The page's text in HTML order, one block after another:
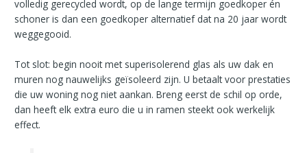
volledig gerecycled wordt, op de lange termijn goedkoper én
schoner is dan een goedkoper alternatief dat na 20 jaar wordt
weggegooid.
Tot slot: begin nooit met superisolerend glas als uw dak en
muren nog nauwelijks geïsoleerd zijn. U betaalt voor prestaties
die uw woning nog niet aankan. Breng eerst de schil op orde,
dan heeft elk extra euro die u in ramen steekt ook werkelijk
effect.